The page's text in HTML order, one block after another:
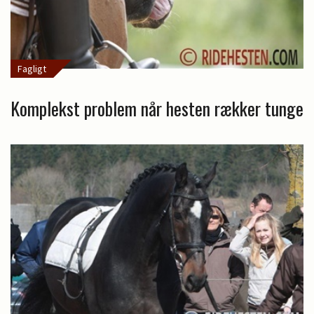
Fagligt
Komplekst problem når hesten rækker tunge